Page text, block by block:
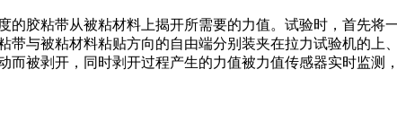
的胶粘带从被粘材料上揭开所需要的力值。试验时，首先
带与被粘材料粘贴方向的自由端分别装夹在拉力试验机的
而被剥开，同时剥开过程产生的力值被力值传感器实时监